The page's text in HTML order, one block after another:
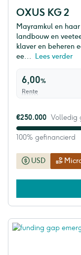
OXUS KG 2
Mayramkul en
landbouw en
klaver en beheren
ee...
Lees verder
6,00%
Rente
€250.000 Volledig
100% gefinancierd
USD